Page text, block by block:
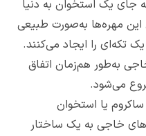
جای یک استخوان به دنیا
این مهره‌ها به‌صورت طبیعی
تکه‌ای را ایجاد می‌کنند.
به‌طور هم‌زمان اتفاق
یا استخوان
خاجی به یک ساختار